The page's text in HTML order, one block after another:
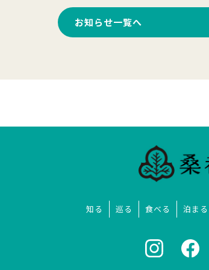
お知らせ一覧へ
知る 巡る 食べる 泊まる